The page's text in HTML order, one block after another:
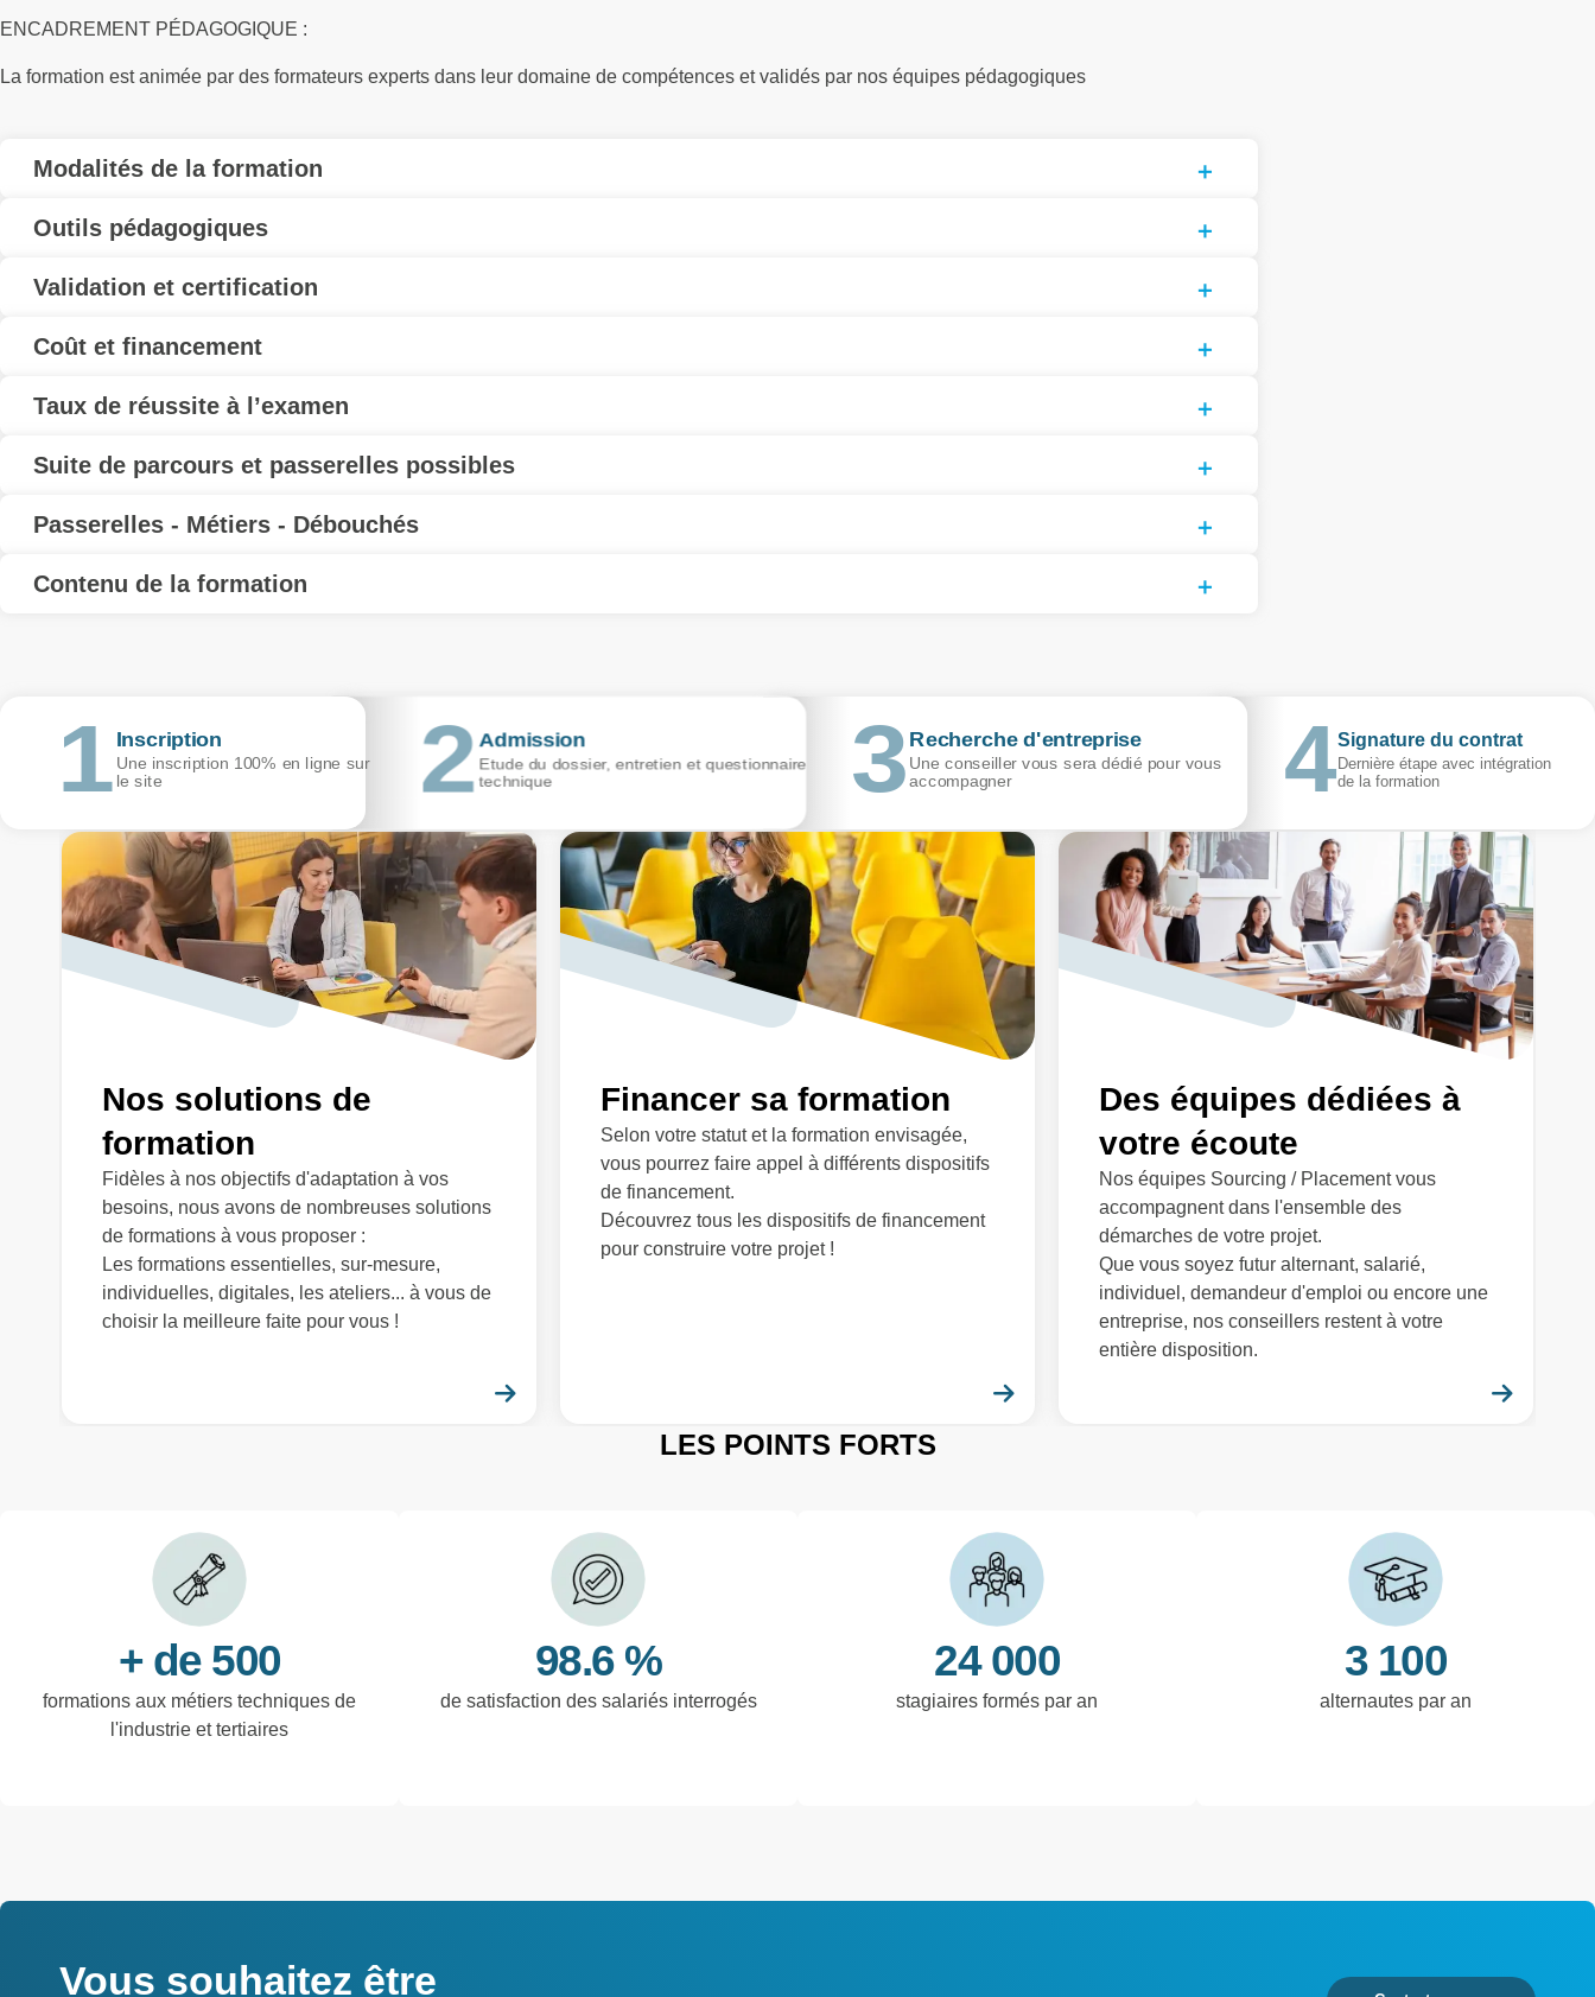
ENCADREMENT PÉDAGOGIQUE :
La formation est animée par des formateurs experts dans leur domaine de compétences et validés par nos équipes pédagogiques
Modalités de la formation
Outils pédagogiques
Validation et certification
Coût et financement
Taux de réussite à l’examen
Suite de parcours et passerelles possibles
Passerelles - Métiers - Débouchés
Contenu de la formation
Inscription
Une inscription 100% en ligne sur
le site
Admission
Etude du dossier, entretien et questionnaire
technique
Recherche d'entreprise
Une conseiller vous sera dédié pour vous
accompagner
Signature du contrat
Dernière étape avec intégration
de la formation
Nos solutions de
formation
Fidèles à nos objectifs d'adaptation à vos
besoins, nous avons de nombreuses solutions
de formations à vous proposer :
Les formations essentielles, sur-mesure,
individuelles, digitales, les ateliers... à vous de
choisir la meilleure faite pour vous !
Financer sa formation
Selon votre statut et la formation envisagée,
vous pourrez faire appel à différents dispositifs
de financement.
Découvrez tous les dispositifs de financement
pour construire votre projet !
Des équipes dédiées à
votre écoute
Nos équipes Sourcing / Placement vous
accompagnent dans l'ensemble des
démarches de votre projet.
Que vous soyez futur alternant, salarié,
individuel, demandeur d'emploi ou encore une
entreprise, nos conseillers restent à votre
entière disposition.
LES POINTS FORTS
+ de 500
formations aux métiers techniques de
l'industrie et tertiaires
98.6 %
de satisfaction des salariés interrogés
24 000
stagiaires formés par an
3 100
alternautes par an
Vous souhaitez être